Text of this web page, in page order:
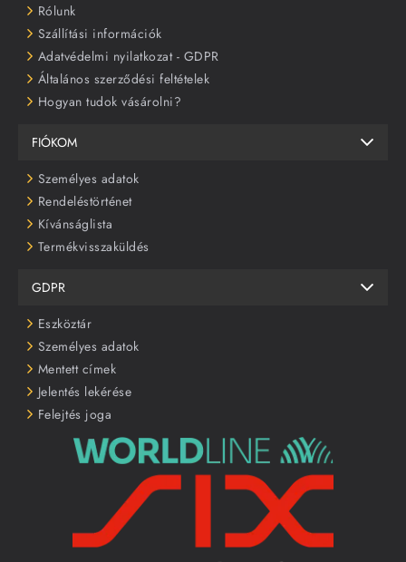
Rólunk
Szállítási információk
Adatvédelmi nyilatkozat - GDPR
Általános szerződési feltételek
Hogyan tudok vásárolni?
FIÓKOM
Személyes adatok
Rendeléstörténet
Kívánságlista
Termékvisszaküldés
GDPR
Eszköztár
Személyes adatok
Mentett címek
Jelentés lekérése
Felejtés joga